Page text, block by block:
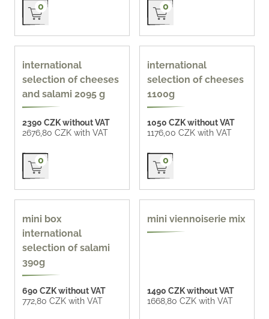
Přidat do košíku
0 Přidat do košíku
0
international
selection of cheeses
and salami 2095 g
2390 CZK without VAT
2676,80 CZK with VAT
Přidat do košíku
0
international
selection of cheeses
1100g
1050 CZK without VAT
1176,00 CZK with VAT
Přidat do košíku
0
mini box
international
selection of salami
390g
690 CZK without VAT
772,80 CZK with VAT
homemade 66 CZK /
mini viennoiserie mix
1490 CZK without VAT
1668,80 CZK with VAT